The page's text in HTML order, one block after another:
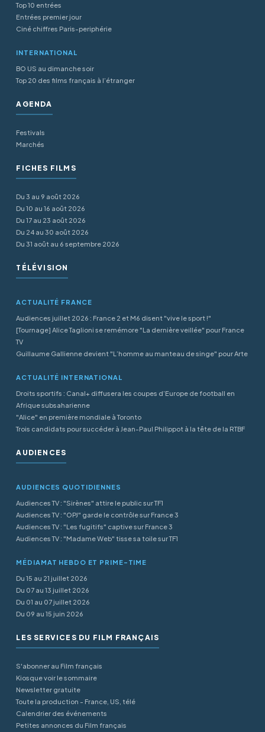
Top 10 entrées
Entrées premier jour
Ciné chiffres Paris-periphérie
INTERNATIONAL
BO US au dimanche soir
Top 20 des films français à l’étranger
AGENDA
Festivals
Marchés
FICHES FILMS
Du 3 au 9 août 2026
Du 10 au 16 août 2026
Du 17 au 23 août 2026
Du 24 au 30 août 2026
Du 31 août au 6 septembre 2026
TÉLÉVISION
ACTUALITÉ FRANCE
Audiences juillet 2026 : France 2 et M6 disent "vive le sport !"
[Tournage] Alice Taglioni se remémore "La dernière veillée" pour France
TV
Guillaume Gallienne devient "L’homme au manteau de singe" pour Arte
ACTUALITÉ INTERNATIONAL
Droits sportifs : Canal+ diffusera les coupes d’Europe de football en
Afrique subsaharienne
"Alice" en première mondiale à Toronto
Trois candidats pour succéder à Jean-Paul Philippot à la tête de la RTBF
AUDIENCES
AUDIENCES QUOTIDIENNES
Audiences TV : "Sirènes" attire le public sur TF1
Audiences TV : "OPJ" garde le contrôle sur France 3
Audiences TV : "Les fugitifs" captive sur France 3
Audiences TV : "Madame Web" tisse sa toile sur TF1
MÉDIAMAT HEBDO ET PRIME-TIME
Du 15 au 21 juillet 2026
Du 07 au 13 juillet 2026
Du 01 au 07 juillet 2026
Du 09 au 15 juin 2026
LES SERVICES DU FILM FRANÇAIS
S'abonner au Film français
Kiosque voir le sommaire
Newsletter gratuite
Toute la production - France, US, télé
Calendrier des événements
Petites annonces du Film français